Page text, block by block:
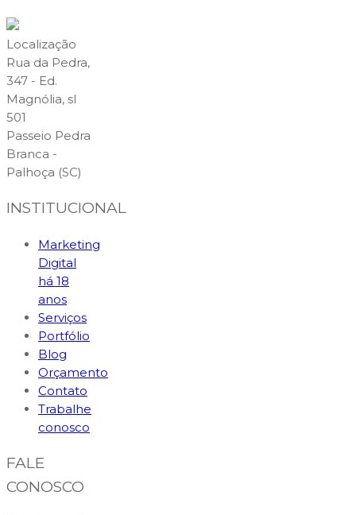
Localização
Rua da Pedra,
347 - Ed.
Magnólia, sl
501
Passeio Pedra
Branca -
Palhoça (SC)
INSTITUCIONAL
Marketing
Digital
há 18
anos
Serviços
Portfólio
Blog
Orçamento
Contato
Trabalhe
conosco
FALE
CONOSCO